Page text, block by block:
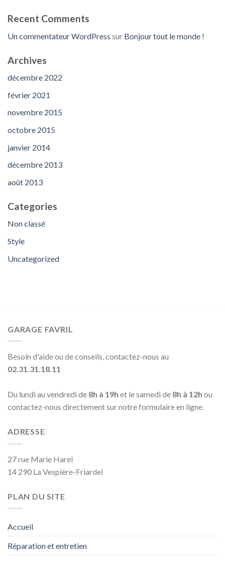
Recent Comments
Un commentateur WordPress sur Bonjour tout le monde !
Archives
décembre 2022
février 2021
novembre 2015
octobre 2015
janvier 2014
décembre 2013
août 2013
Categories
Non classé
Style
Uncategorized
GARAGE FAVRIL
Besoin d'aide ou de conseils, contactez-nous au
02.31.31.18.11
Du lundi au vendredi de 8h à 19h et le samedi de 8h à 12h ou
contactez-nous directement sur notre formulaire en ligne.
ADRESSE
27 rue Marie Harel
14 290 La Vespière-Friardel
PLAN DU SITE
Accueil
Réparation et entretien